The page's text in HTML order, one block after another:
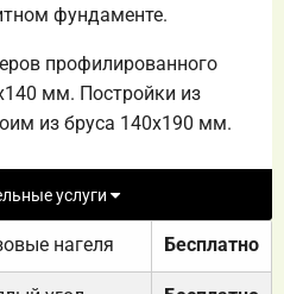
фундаменте.
профилированного
мм. Постройки из
из бруса 140х190 мм.
услуги
нагеля Бесплатно